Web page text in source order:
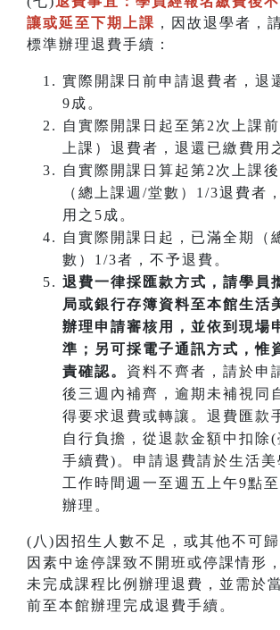
讓或延至下期上課 ，因故退學者，
標準辦理退費手續：
實際開課日前申請退費者，退
9成。
自實際開課日起至第2次上課
上課）退費者，退還已繳費用
自實際開課日算起第2次上課
（總上課週/堂數）1/3退費者
用之5成。
自實際開課日起，已滿全期（
數）1/3者，不予退費。
退費一律採匯款方式，請學員
局或銀行存簿資料至本館生活
辦理申請審核用，並依到現場
準；另可採電子通訊方式，惟
責確認。 資料不齊者，請於申
後三週內補齊，逾期未補視同
得要求退費或轉讓。退費匯款
自行負擔，從退款金額中扣除
手續費)。申請退費請於生活美
工作時間週一至週五上午9點
辦理。
(八)因招生人數不足，或其他不可
因素中途停課致不開班或停課情形
未完成課程比例辦理退費，並需於
前至本館辦理完成退費手續。